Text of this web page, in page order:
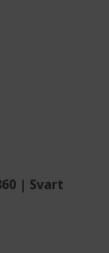
| Svart